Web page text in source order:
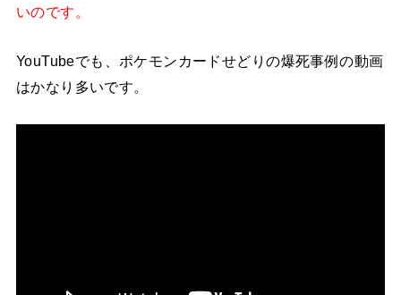
いのです。
YouTubeでも、ポケモンカードせどりの爆死事例の動画
はかなり多いです。